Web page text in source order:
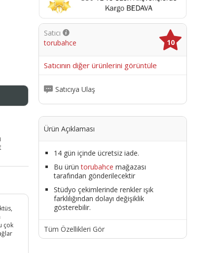
çok
Satıcı
torubahce
10
Satıcının diğer ürünlerini görüntüle
Satıcıya Ulaş
Ürün Açıklaması
14 gün içinde ücretsiz iade.
Bu ürüntorubahce mağazası
tarafından gönderilecektir
Stüdyo çekimlerinde renkler ışık
farklılığından dolayı değişiklik
gösterebilir.
Tüm Özellikleri Gör